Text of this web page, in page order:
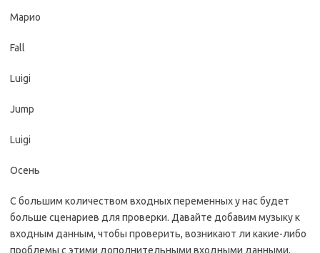
Марио
Fall
Luigi
Jump
Luigi
Осень
С большим количеством входных переменных у нас будет
больше сценариев для проверки. Давайте добавим музыку к
входным данным, чтобы проверить, возникают ли какие-либо
проблемы с этими дополнительными входными данными.